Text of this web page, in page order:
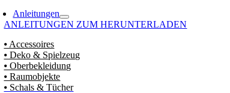
Anleitungen
ANLEITUNGEN ZUM HERUNTERLADEN
⦁ Accessoires
⦁ Deko & Spielzeug
⦁ Oberbekleidung
⦁ Raumobjekte
⦁ Schals & Tücher